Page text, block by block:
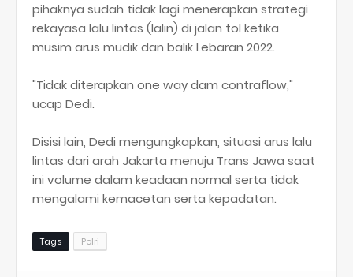
pihaknya sudah tidak lagi menerapkan strategi
rekayasa lalu lintas (lalin) di jalan tol ketika
musim arus mudik dan balik Lebaran 2022.
"Tidak diterapkan one way dam contraflow,"
ucap Dedi.
Disisi lain, Dedi mengungkapkan, situasi arus lalu
lintas dari arah Jakarta menuju Trans Jawa saat
ini volume dalam keadaan normal serta tidak
mengalami kemacetan serta kepadatan.
Tags Polri